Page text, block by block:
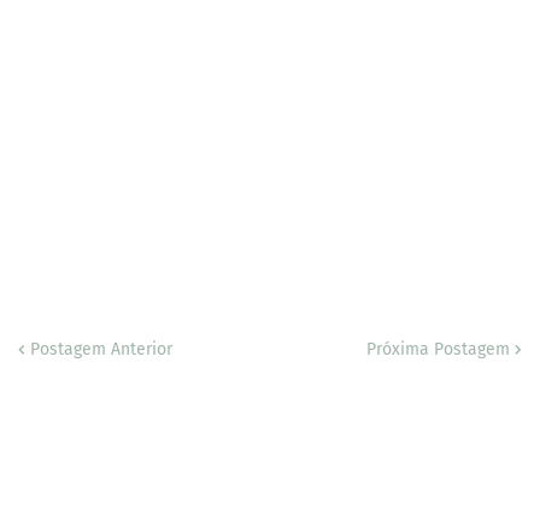
Postagem Anterior Próxima Postagem